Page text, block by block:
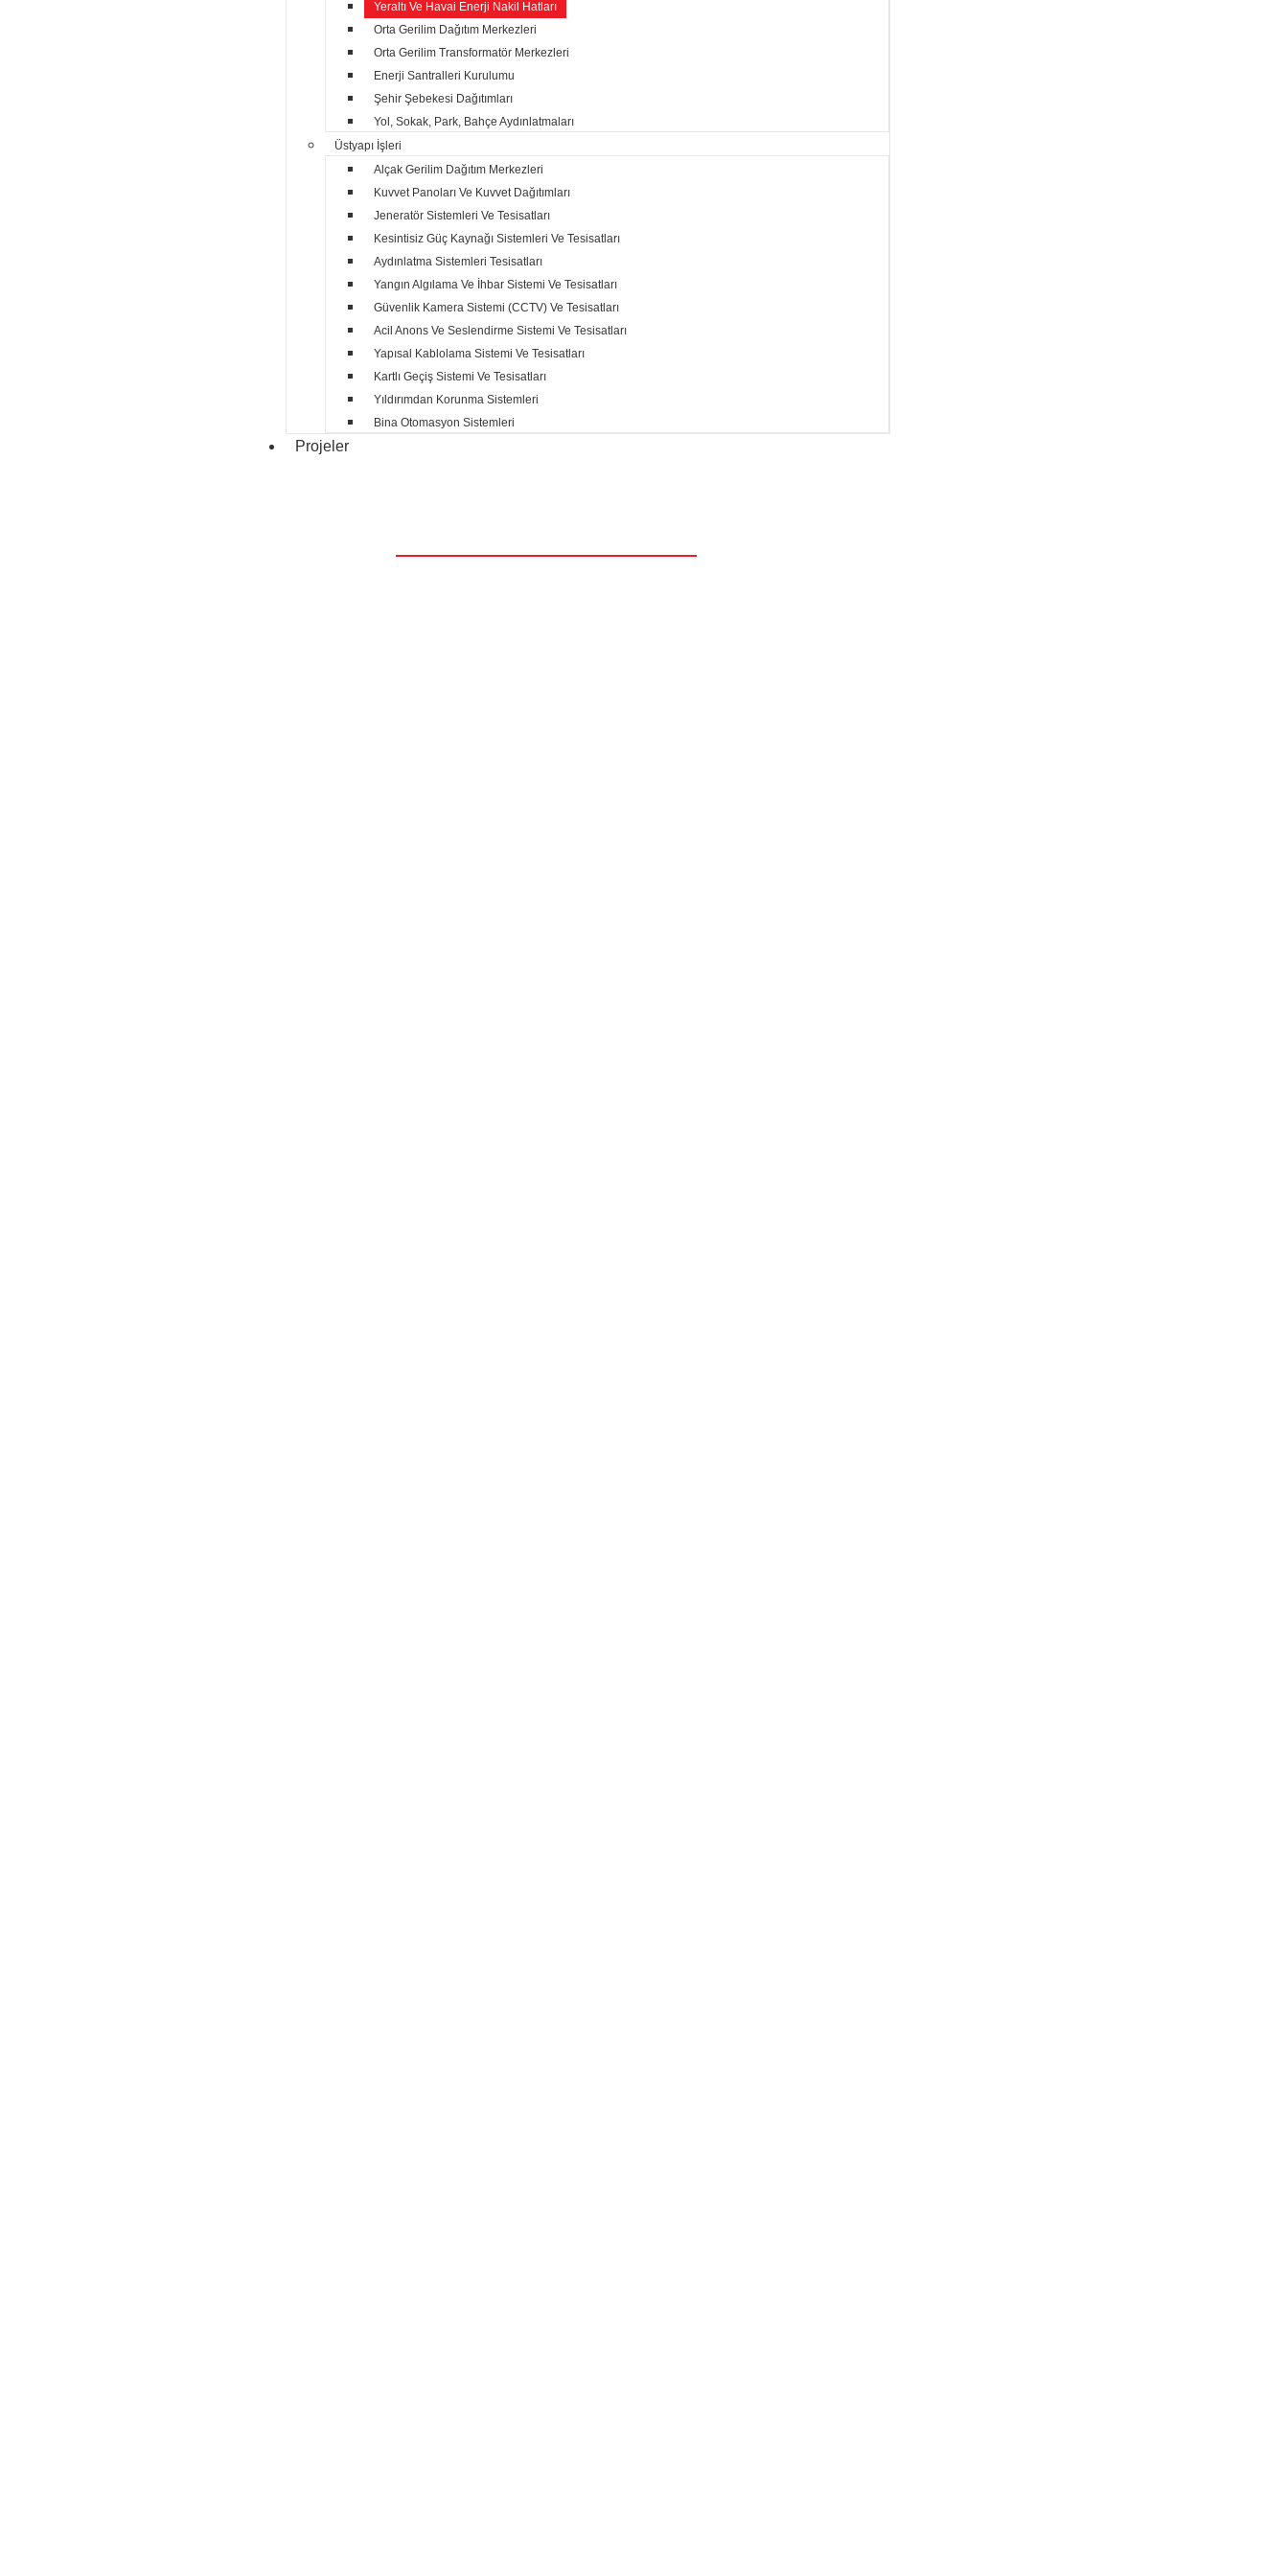
Yeraltı Ve Havai Enerji Nakil Hatları
Orta Gerilim Dağıtım Merkezleri
Orta Gerilim Transformatör Merkezleri
Enerji Santralleri Kurulumu
Şehir Şebekesi Dağıtımları
Yol, Sokak, Park, Bahçe Aydınlatmaları
Üstyapı İşleri
Alçak Gerilim Dağıtım Merkezleri
Kuvvet Panoları Ve Kuvvet Dağıtımları
Jeneratör Sistemleri Ve Tesisatları
Kesintisiz Güç Kaynağı Sistemleri Ve Tesisatları
Aydınlatma Sistemleri Tesisatları
Yangın Algılama Ve İhbar Sistemi Ve Tesisatları
Güvenlik Kamera Sistemi (CCTV) Ve Tesisatları
Acil Anons Ve Seslendirme Sistemi Ve Tesisatları
Yapısal Kablolama Sistemi Ve Tesisatları
Kartlı Geçiş Sistemi Ve Tesisatları
Yıldırımdan Korunma Sistemleri
Bina Otomasyon Sistemleri
Projeler